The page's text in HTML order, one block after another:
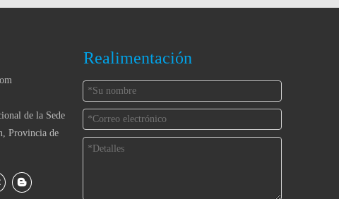
de la Sede
Provincia de
Realimentación